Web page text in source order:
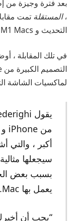
،المستقلة
التحديث و M1 Macs الذي تم إصداره للتو.
في تلك المقابلة ،
لماكسيات الشاشة
أكبر ، والتي
سيجعلها
بسبب بعض
يعمل بها Mac.